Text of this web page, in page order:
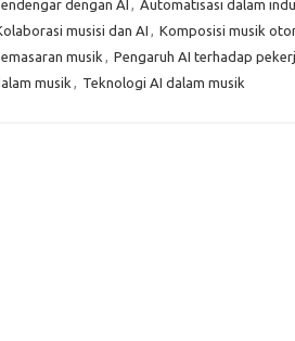
dengan AI , Automatisasi dalam
musisi dan AI , Komposisi musik
musik , Pengaruh AI terhadap
musik , Teknologi AI dalam musik